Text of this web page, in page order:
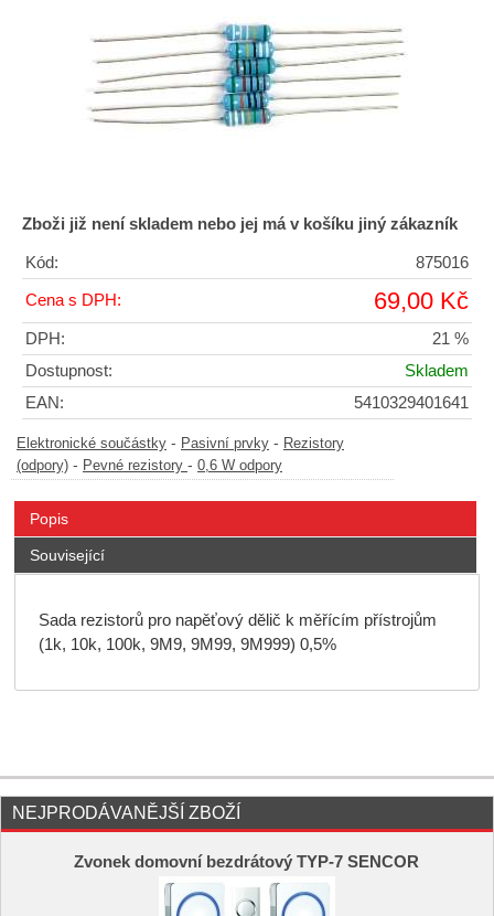
Zboži již není skladem nebo jej má v košíku jiný zákazník
Kód: 875016
Cena s DPH: 69,00 Kč
DPH:
21 %
Dostupnost:
Skladem
EAN:
5410329401641
Elektronické součástky - Pasivní prvky - Rezistory
(odpory) - Pevné rezistory - 0,6 W odpory
Popis
Související
Sada rezistorů pro napěťový dělič k měřícím přístrojům
(1k, 10k, 100k, 9M9, 9M99, 9M999) 0,5%
NEJPRODÁVANĚJŠÍ ZBOŽÍ
Zvonek domovní bezdrátový TYP-7 SENCOR